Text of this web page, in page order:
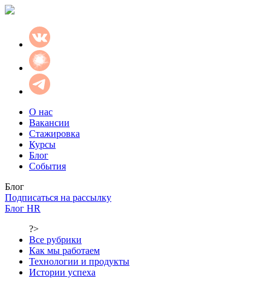
О нас
Вакансии
Стажировка
Курсы
Блог
События
Блог
Подписаться на рассылку
Блог HR
?>
Все рубрики
Как мы работаем
Технологии и продукты
Истории успеха